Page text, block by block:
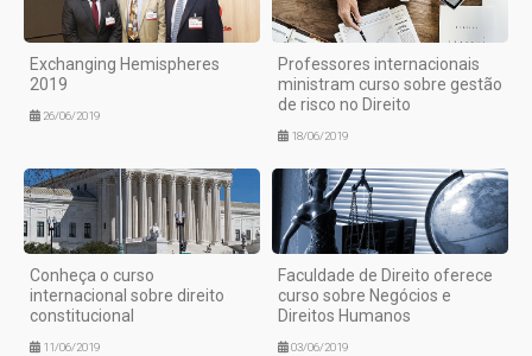
Exchanging Hemispheres
2019
26/06/2019
Professores internacionais
ministram curso sobre gestão
de risco no Direito
18/06/2019
Conheça o curso
internacional sobre direito
constitucional
11/06/2019
Faculdade de Direito oferece
curso sobre Negócios e
Direitos Humanos
03/06/2019